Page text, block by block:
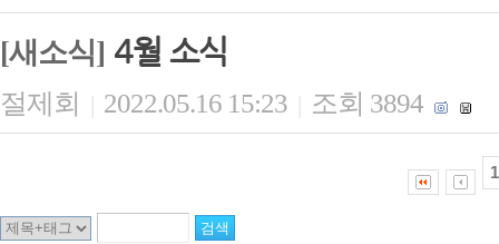
[새소식] 4월 소식
절제회 | 2022.05.16 15:23 | 조회 3894
1